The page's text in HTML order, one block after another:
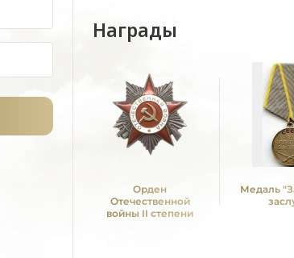
Награды
Орден
Отечественной
войны II степени
Медаль